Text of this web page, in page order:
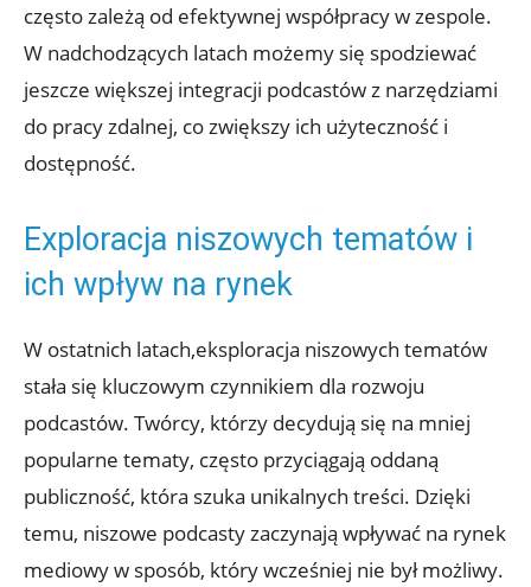
często zależą od efektywnej współpracy w zespole.
W nadchodzących latach możemy się spodziewać
jeszcze większej integracji podcastów z narzędziami
do pracy zdalnej, co zwiększy ich użyteczność i
dostępność.
Exploracja niszowych tematów i
ich wpływ na rynek
W ostatnich latach,eksploracja niszowych tematów
stała się kluczowym czynnikiem dla rozwoju
podcastów. Twórcy, którzy decydują się na mniej
popularne tematy, często przyciągają oddaną
publiczność, która szuka unikalnych treści. Dzięki
temu, niszowe podcasty zaczynają wpływać na rynek
mediowy w sposób, który wcześniej nie był możliwy.